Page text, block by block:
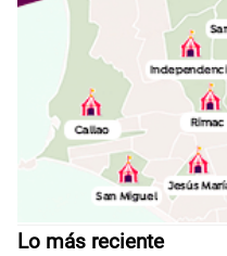
Lo más reciente